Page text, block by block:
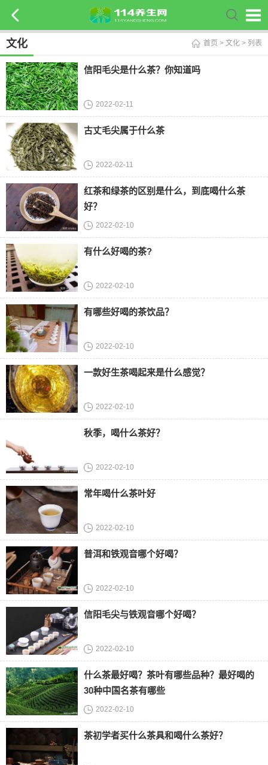
文化 首页 > 文化 > 列表
信阳毛尖是什么茶？你知道吗
2022-02-11
古丈毛尖属于什么茶
2022-02-11
红茶和绿茶的区别是什么，到底喝什么茶
好？
2022-02-10
有什么好喝的茶?
2022-02-10
有哪些好喝的茶饮品？
2022-02-10
一款好生茶喝起来是什么感觉？
2022-02-10
秋季，喝什么茶好？
2022-02-10
常年喝什么茶叶好
2022-02-10
普洱和铁观音哪个好喝？
2022-02-10
信阳毛尖与铁观音哪个好喝？
2022-02-10
什么茶最好喝？茶叶有哪些品种？最好喝的
30种中国名茶有哪些
2022-02-10
茶初学者买什么茶具和喝什么茶好？